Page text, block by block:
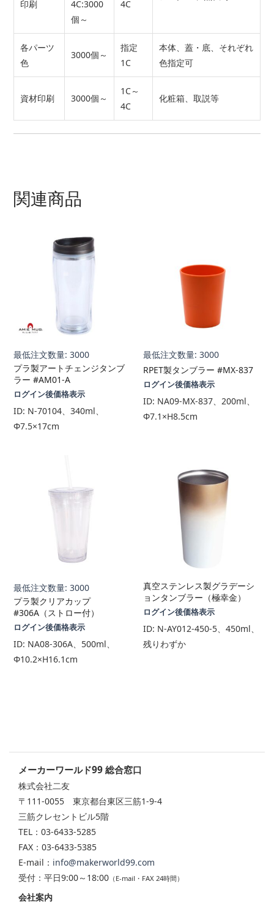
印刷
4C:3000
個～
4C
各パーツ
色
3000個～
指定
1C
本体、蓋・底、それぞれ
色指定可
資材印刷 3000個～
1C～
4C
化粧箱、取説等
関連商品
最低注文数量: 3000
プラ製アートチェンジタンブ
ラー #AM01-A
ログイン後価格表示
ID: N-70104、340ml、
Φ7.5×17cm
最低注文数量: 3000
RPET製タンブラー #MX-837
ログイン後価格表示
ID: NA09-MX-837、200ml、
Φ7.1×H8.5cm
最低注文数量: 3000
プラ製クリアカップ
#306A（ストロー付）
ログイン後価格表示
ID: NA08-306A、500ml、
Φ10.2×H16.1cm
真空ステンレス製グラデーシ
ョンタンブラー（極幸金）
ログイン後価格表示
ID: N-AY012-450-5、450ml、
残りわずか
メーカーワールド99 総合窓口
株式会社二友
〒111-0055 東京都台東区三筋1-9-4
三筋クレセントビル5階
TEL：03-6433-5285
FAX：03-6433-5385
E-mail： info@makerworld99.com
受付：平日9:00～18:00 （E-mail・FAX 24時間）
会社案内